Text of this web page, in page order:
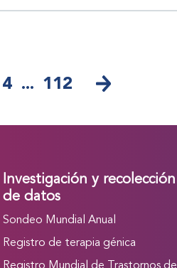
4 ... 112
Investigación y recolección
de datos
Sondeo Mundial Anual
Registro de terapia génica